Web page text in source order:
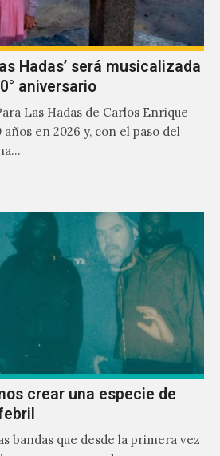
Hadas’ será musicalizada
aniversario
Las Hadas de Carlos Enrique
en 2026 y, con el paso del
crear una especie de
bandas que desde la primera vez